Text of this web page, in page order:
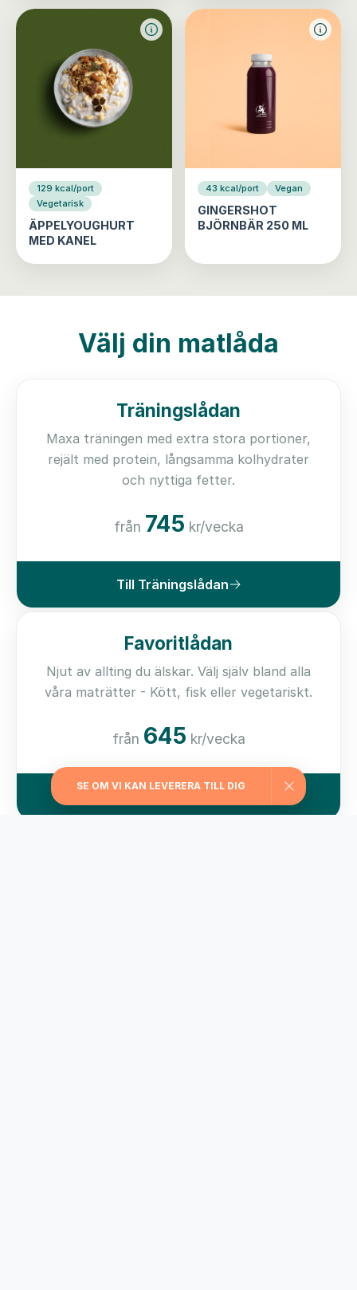
129 kcal/port
Vegetarisk
ÄPPELYOUGHURT
MED KANEL
43 kcal/port Vegan
GINGERSHOT
BJÖRNBÄR 250 ML
Välj din matlåda
Träningslådan
Maxa träningen med extra stora portioner,
rejält med protein, långsamma kolhydrater
och nyttiga fetter.
från 745 kr/vecka
Till Träningslådan
Favoritlådan
Njut av allting du älskar. Välj själv bland alla
våra maträtter - Kött, fisk eller vegetariskt.
från 645 kr/vecka
SE OM VI KAN LEVERERA TILL DIG